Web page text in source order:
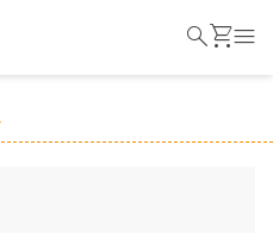
searchshopping_cartmenu